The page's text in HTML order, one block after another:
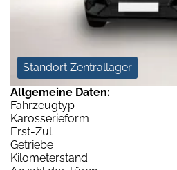
Standort Zentrallager
Allgemeine Daten:
Fahrzeugtyp
Karosserieform
Erst-Zul.
Getriebe
Kilometerstand